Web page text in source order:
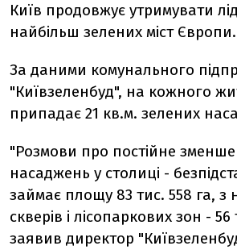
Київ продовжує утримувати
найбільш зелених міст Європи.
За даними комунального
"Київзеленбуд", на кожного
припадає 21 кв.м. зелених
"Розмови про постійне
насаджень у столиці -
займає площу 83 тис. 558 га, з
скверів і лісопаркових зон - 56
заявив директор